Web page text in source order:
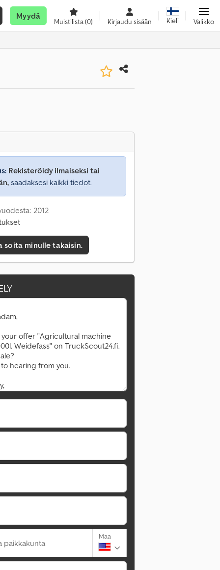
Myydä
Muistilista(0) Kirjaudu sisään Kieli Valikko
Rekisteröidy ilmaiseksi tai
saadaksesi kaikki tiedot.
2012
soita minulle takaisin.
paikkakunta
Maa